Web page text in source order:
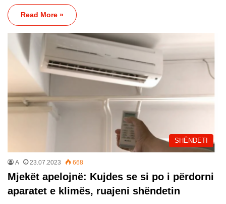
Read More »
SHËNDETI
A 23.07.2023 668
Mjekët apelojnë: Kujdes se si po i përdorni
aparatet e klimës, ruajeni shëndetin